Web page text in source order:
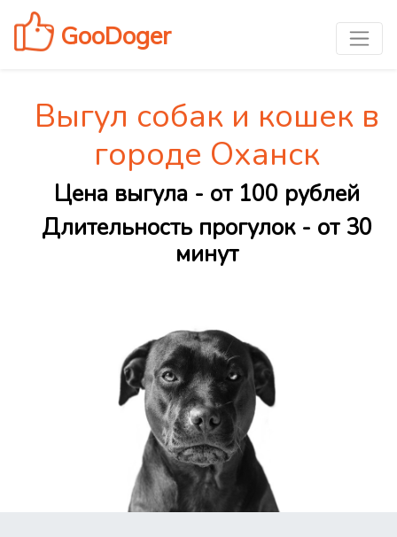
GooDoger
Выгул собак и кошек в
городе Оханск
Цена выгула - от 100 рублей
Длительность прогулок - от 30
минут